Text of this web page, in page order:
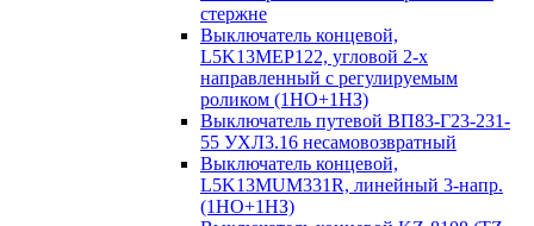
стержне
Выключатель концевой,
L5K13MEP122, угловой 2-х
направленный с регулируемым
роликом (1НО+1НЗ)
Выключатель путевой ВП83-Г23-231-
55 УХЛ3.16 несамовозвратный
Выключатель концевой,
L5K13MUM331R, линейный 3-напр.
(1НО+1НЗ)